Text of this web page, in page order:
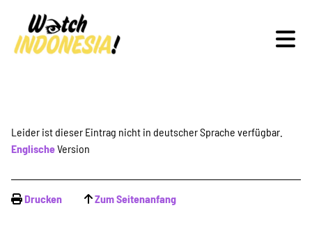
Schwerpunkte
Veranstaltungen
Leider ist dieser Eintrag nicht in deutscher Sprache verfügbar.
EnglischeVersion
Drucken Zum Seitenanfang